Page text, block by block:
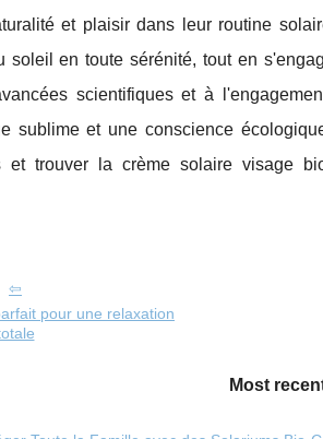
et plaisir dans leur routine
soleil en toute sérénité, tout en
scientifiques et à
sublime et une conscience
et trouver la crème solaire visage
pour une relaxation
Most